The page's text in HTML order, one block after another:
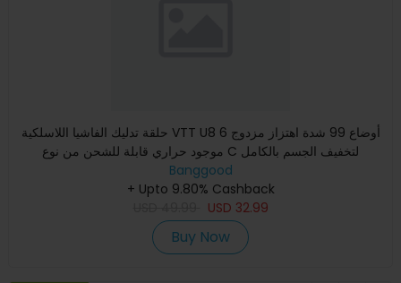
حلقة تدليك الفاشيا اللاسلكية VTT U8 6 أوضاع 99 شدة اهتزاز مزدوج
موجود حراري قابلة للشحن من نوع C لتخفيف الجسم بالكامل
Banggood
+ Upto 9.80% Cashback
USD 32.99
Buy Now